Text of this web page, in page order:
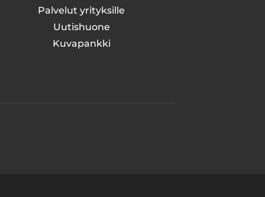
Palvelut yrityksille
Uutishuone
Kuvapankki